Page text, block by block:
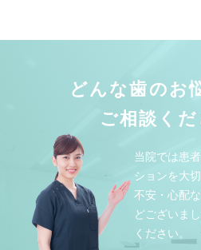
どんな歯のお
ご相談くだ
当院では患
ションを大
不安・心配
どございま
ください。